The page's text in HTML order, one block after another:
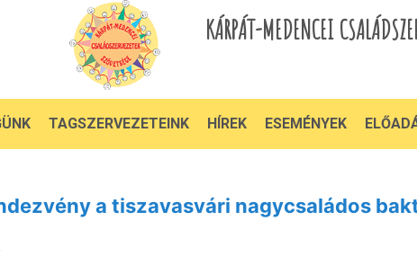
KÁRPÁT-MEDENCEI
TAGSZERVEZETEINK HÍREK ESEMÉNYEK
a tiszavasvári nagycsaládos